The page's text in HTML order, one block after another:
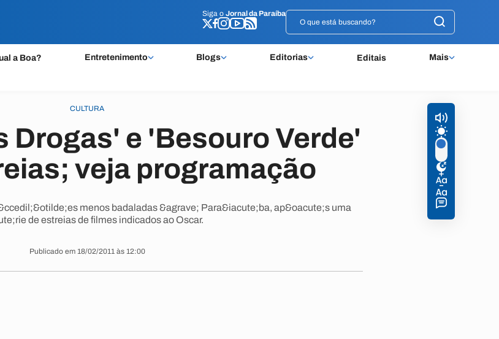
Siga o Jornal da Paraíba
a Boa? Entretenimento Blogs Editorias Editais Mais
Siga o Jornal da Paraíba
CULTURA
Drogas' e 'Besouro Verde'
veja programação
menos badaladas &agrave; Para&iacute;ba, ap&oacute;s uma
de estreias de filmes indicados ao Oscar.
Publicado em 18/02/2011 às 12:00